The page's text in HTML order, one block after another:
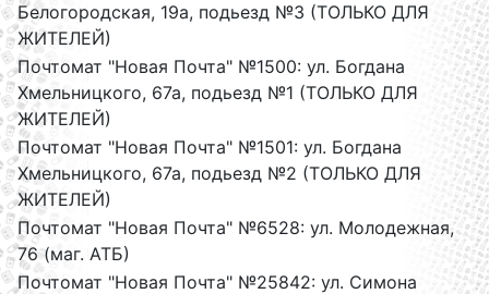
Белогородская, 19а, подьезд №3 (ТОЛЬКО ДЛЯ
ЖИТЕЛЕЙ)
Почтомат "Новая Почта" №1500: ул. Богдана
Хмельницкого, 67а, подьезд №1 (ТОЛЬКО ДЛЯ
ЖИТЕЛЕЙ)
Почтомат "Новая Почта" №1501: ул. Богдана
Хмельницкого, 67а, подьезд №2 (ТОЛЬКО ДЛЯ
ЖИТЕЛЕЙ)
Почтомат "Новая Почта" №6528: ул. Молодежная,
76 (маг. АТБ)
Почтомат "Новая Почта" №25842: ул. Симона